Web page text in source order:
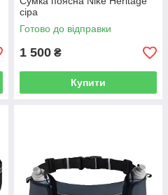
сіра
Готово до відправки
1 500 ₴
Купити